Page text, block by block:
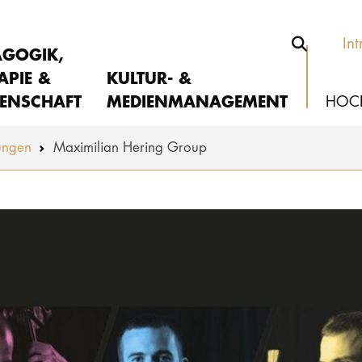
&
KULTUR- &
MEDIENMANAGEMENT
Maximilian Hering Group